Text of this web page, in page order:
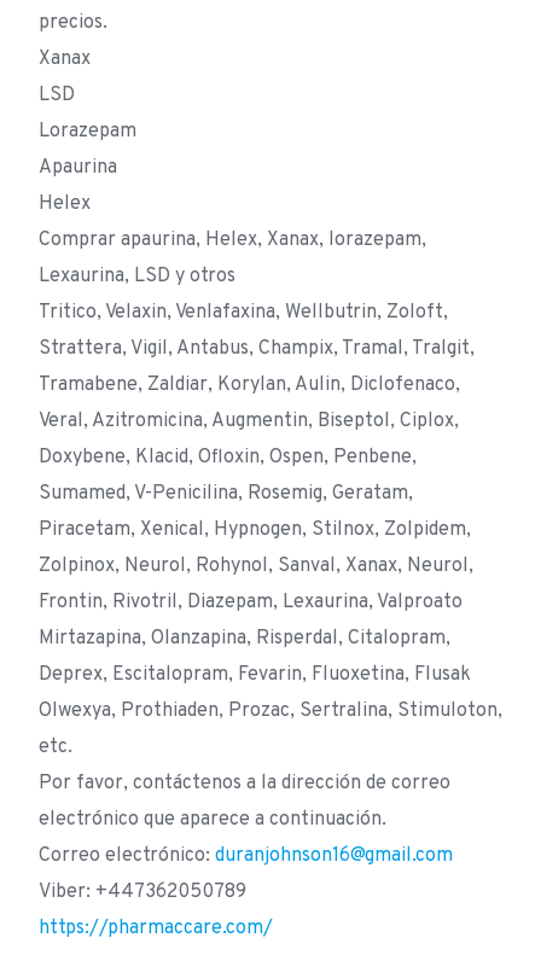
precios.
Xanax
LSD
Lorazepam
Apaurina
Helex
Comprar apaurina, Helex, Xanax, lorazepam,
Lexaurina, LSD y otros
Tritico, Velaxin, Venlafaxina, Wellbutrin, Zoloft,
Strattera, Vigil, Antabus, Champix, Tramal, Tralgit,
Tramabene, Zaldiar, Korylan, Aulin, Diclofenaco,
Veral, Azitromicina, Augmentin, Biseptol, Ciplox,
Doxybene, Klacid, Ofloxin, Ospen, Penbene,
Sumamed, V-Penicilina, Rosemig, Geratam,
Piracetam, Xenical, Hypnogen, Stilnox, Zolpidem,
Zolpinox, Neurol, Rohynol, Sanval, Xanax, Neurol,
Frontin, Rivotril, Diazepam, Lexaurina, Valproato
Mirtazapina, Olanzapina, Risperdal, Citalopram,
Deprex, Escitalopram, Fevarin, Fluoxetina, Flusak
Olwexya, Prothiaden, Prozac, Sertralina, Stimuloton,
etc.
Por favor, contáctenos a la dirección de correo
electrónico que aparece a continuación.
Correo electrónico: duranjohnson16@gmail.com
Viber: +447362050789
https://pharmaccare.com/